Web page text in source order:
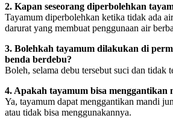
2. Kapan seseorang diperbolehkan
Tayamum diperbolehkan ketika tidak ada
darurat yang membuat penggunaan air
3. Bolehkah tayamum dilakukan di
benda berdebu?
Boleh, selama debu tersebut suci dan tidak
4. Apakah tayamum bisa menggantikan
Ya, tayamum dapat menggantikan mandi
atau tidak bisa menggunakannya.